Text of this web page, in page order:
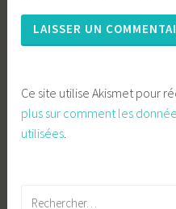
Ce site utilise Akismet pour
plus sur comment les
utilisées